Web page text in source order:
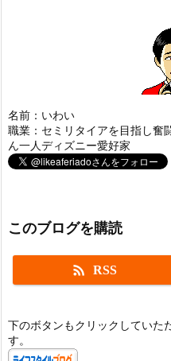
名前：いわい
職業：セミリタイアを目指し奮
ん一人ディズニー愛好家
このブログを購読
 RSS
下のボタンもクリックしていた
す。